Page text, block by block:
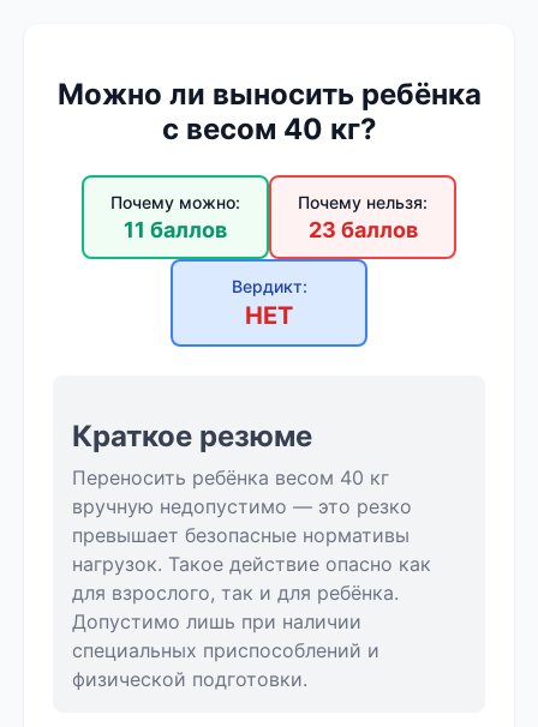
Можно ли выносить ребёнка
с весом 40 кг?
Почему можно:
11 баллов
Почему нельзя:
23 баллов
Вердикт:
НЕТ
Краткое резюме
Переносить ребёнка весом 40 кг
вручную недопустимо — это резко
превышает безопасные нормативы
нагрузок. Такое действие опасно как
для взрослого, так и для ребёнка.
Допустимо лишь при наличии
специальных приспособлений и
физической подготовки.